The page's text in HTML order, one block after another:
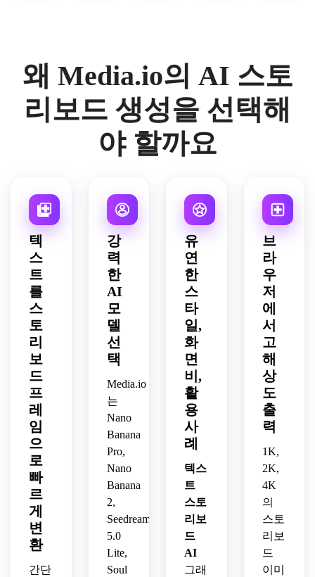
한 필
름 그
레인,
장면
보드
라벨
용하
세요.
스,
씨 씬
일관
된 캐
루엣,
깔끔
한 전
문가
용 스
토리
보드
용하
세요.
핵심
비주
얼 노
트 콜
아웃
아나
는 포
바람
에 날
적 클
로즈
업,
마지
막 와
이드
스카
이라
인 프
레임
까지
구현
합니
다.
만화
영감
을 받
은 구
도,
따스
한 분
홍-오
렌지
하늘
톤,
역동
메이
편 스
보드
를 만
즈업,
깔끔
한 마
감 샷
등을
포함
합니
데모,
사용
자 반
응,
강조,
임팩
투액
션 마
틱
SF
스토
리보
는 청
록-마
조명,
분위
기 있
는 안
개,
반사
표면,
와이
드 오
프닝,
극적
인 클
로즈
강력
한 시
각적
일관
돋보
입니
다.
왜 Media.io의 AI 스토
리보드 생성을 선택해
야 할까요
텍
스
트
를
스
토
리
보
드
프
레
임
으
로
빠
르
게
변
환
간단
강
력
한
AI
모
델
선
택
Media.io
는
Nano
Banana
Pro,
Nano
Banana
2,
Seedream
5.0
Lite,
Soul
유
연
한
스
타
일,
화
면
비,
활
용
사
례
텍스
트
스토
리보
드
AI
그래
브
라
우
저
에
서
고
해
상
도
출
력
1K,
2K,
4K
의
스토
리보
드
이미